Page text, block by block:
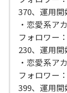
370、運用
・恋愛系ア
フォロワー
230、運用
・恋愛系ア
フォロワー
399、運用